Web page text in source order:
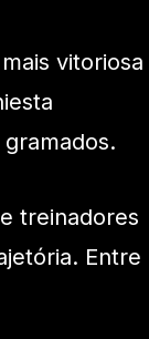
vitoriosa
treinadores
Entre